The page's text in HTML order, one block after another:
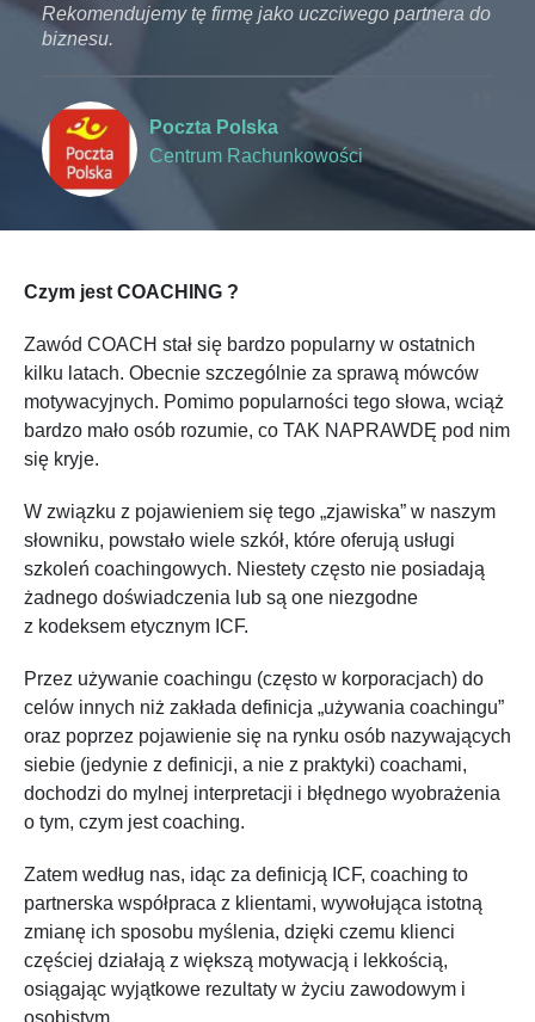
do
Rekomendujemy tę firmę jako uczciwego partnera do
biznesu.
Poczta Polska
Centrum Rachunkowości
Czym jest COACHING ?
Zawód COACH stał się bardzo popularny w ostatnich
kilku latach. Obecnie szczególnie za sprawą mówców
motywacyjnych. Pomimo popularności tego słowa, wciąż
bardzo mało osób rozumie, co TAK NAPRAWDĘ pod nim
się kryje.
W związku z pojawieniem się tego „zjawiska” w naszym
słowniku, powstało wiele szkół, które oferują usługi
szkoleń coachingowych. Niestety często nie posiadają
żadnego doświadczenia lub są one niezgodne
z kodeksem etycznym ICF.
Przez używanie coachingu (często w korporacjach) do
celów innych niż zakłada definicja „używania coachingu”
oraz poprzez pojawienie się na rynku osób nazywających
siebie (jedynie z definicji, a nie z praktyki) coachami,
dochodzi do mylnej interpretacji i błędnego wyobrażenia
o tym, czym jest coaching.
Zatem według nas, idąc za definicją ICF, coaching to
partnerska współpraca z klientami, wywołująca istotną
zmianę ich sposobu myślenia, dzięki czemu klienci
częściej działają z większą motywacją i lekkością,
osiągając wyjątkowe rezultaty w życiu zawodowym i
osobistym.